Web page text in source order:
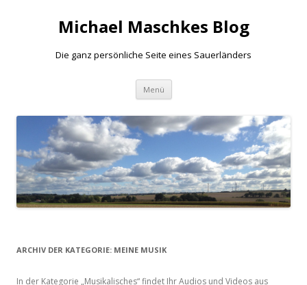
Michael Maschkes Blog
Die ganz persönliche Seite eines Sauerländers
Menü Zum
springen
ARCHIV DER KATEGORIE: MEINE MUSIK
In der Kategorie „Musikalisches“ findet Ihr Audios und Videos aus